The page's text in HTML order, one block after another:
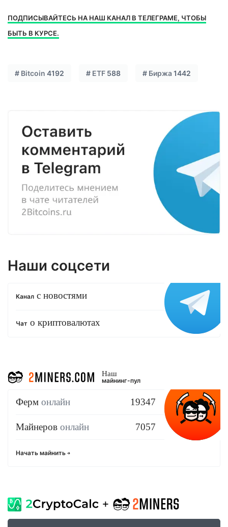
ПОДПИСЫВАЙТЕСЬ НА НАШ КАНАЛ В ТЕЛЕГРАМЕ, ЧТОБЫ
БЫТЬ В КУРСЕ.
# Bitcoin 4192 # ETF 588 # Биржа 1442
Наши соцсети
Канал с новостями
Чат о криптовалютах
Наш
майнинг-пул
Ферм онлайн 19347
Майнеров онлайн 7057
Начать майнить